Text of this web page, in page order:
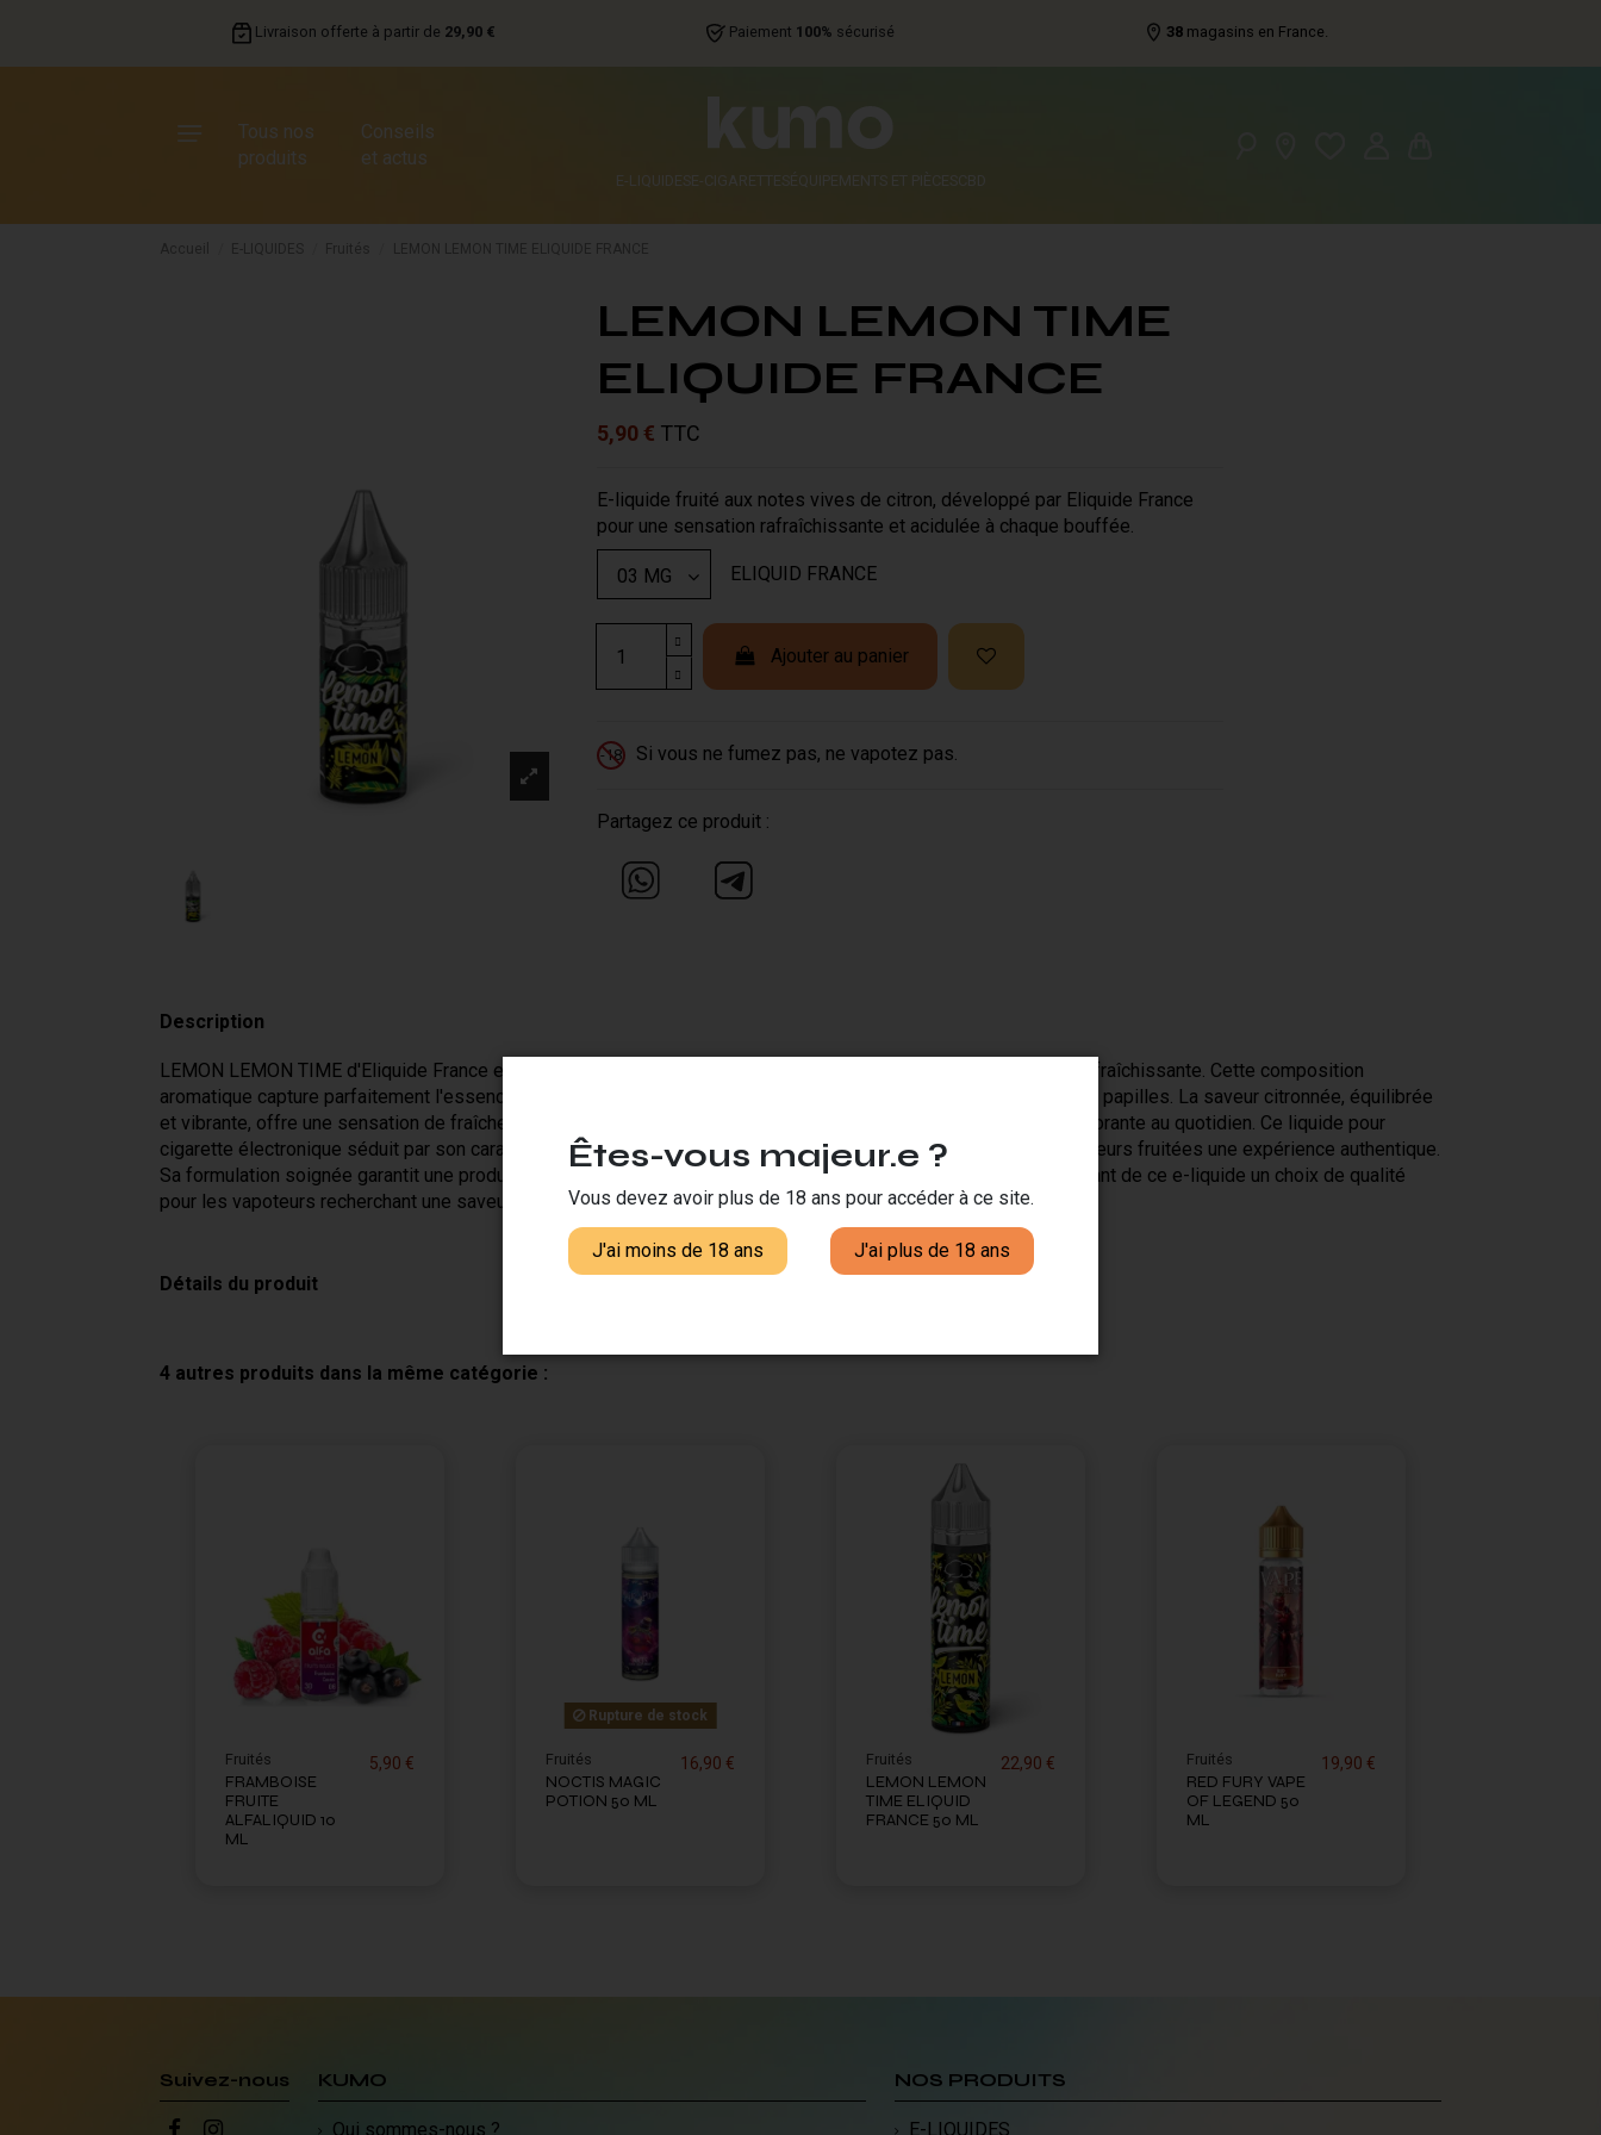
Livraison offerte à partir de 29,90 € Paiement 100% sécurisé 38 magasins en France.
Tous nos
produits
Conseils
et actus
E-LIQUIDESE-CIGARETTES ÉQUIPEMENTS ET PIÈCES CBD
LEMON LEMON TIME
ELIQUIDE FRANCE
5,90 € TTC
E-liquide fruité aux notes vives de citron, développé par Eliquide France
pour une sensation rafraîchissante et acidulée à chaque bouffée.
ELIQUID FRANCE
Ajouter au panier
-18 Si vous ne fumez pas, ne vapotez pas.
Partagez ce produit :
Description
LEMON LEMON TIME d'Eliquide France est un e-liquide fruité qui apporte une expérience gustative intense et rafraîchissante. Cette composition
aromatique capture parfaitement l'essence du citron jaune avec ses notes acidulées et zestées qui réveillent les papilles. La saveur citronnée, équilibrée
et vibrante, offre une sensation de fraîcheur immédiate, idéale pour les journées chaudes ou comme pause revigorante au quotidien. Ce liquide pour
cigarette électronique séduit par son caractère pétillant et sa fidélité aromatique, proposant aux amateurs de saveurs fruitées une expérience authentique.
Sa formulation soignée garantit une production de vapeur satisfaisante et une restitution fidèle des arômes, faisant de ce e-liquide un choix de qualité
pour les vapoteurs recherchant une saveur fruitée distinctive.
Détails du produit
4 autres produits dans la même catégorie :
Fruités
FRAMBOISE
FRUITE
ALFALIQUID 10
ML
5,90 €
Rupture de stock
Fruités
NOCTIS MAGIC
POTION 50 ML
16,90 € Fruités
LEMON LEMON
TIME ELIQUID
FRANCE 50 ML
22,90 € Fruités
RED FURY VAPE
OF LEGEND 50
ML
19,90 €
Suivez-nous KUMO
Qui sommes-nous ?
NOS PRODUITS
E-LIQUIDES
Êtes-vous majeur.e ?
Vous devez avoir plus de 18 ans pour accéder à ce site.
J'ai moins de 18 ans J'ai plus de 18 ans